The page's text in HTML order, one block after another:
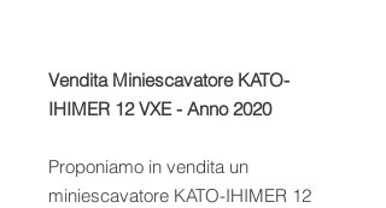
Vendita Miniescavatore KATO-
IHIMER 12 VXE - Anno 2020
Proponiamo in vendita un
miniescavatore KATO-IHIMER 12